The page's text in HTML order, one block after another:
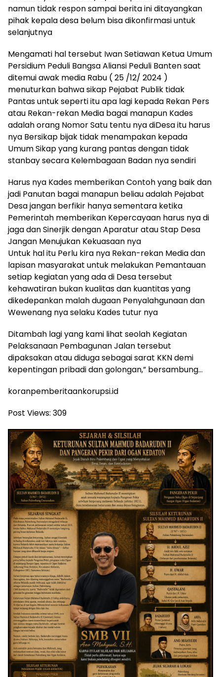
namun tidak respon sampai berita ini ditayangkan
pihak kepala desa belum bisa dikonfirmasi untuk
selanjutnya
Mengamati hal tersebut Iwan Setiawan Ketua Umum
Persidium Peduli Bangsa Aliansi Peduli Banten saat
ditemui awak media Rabu ( 25 /12/ 2024 )
menuturkan bahwa sikap Pejabat Publik tidak
Pantas untuk seperti itu apa lagi kepada Rekan Pers
atau Rekan-rekan Media bagai manapun Kades
adalah orang Nomor Satu tentu nya diDesa itu harus
nya Bersikap bijak tidak menampakan kepada
Umum Sikap yang kurang pantas dengan tidak
stanbay secara Kelembagaan Badan nya sendiri
Harus nya Kades memberikan Contoh yang baik dan
jadi Panutan bagai manapun beliau adalah Pejabat
Desa jangan berfikir hanya sementara ketika
Pemerintah memberikan Kepercayaan harus nya di
jaga dan Sinerjik dengan Aparatur atau Stap Desa
Jangan Menujukan Kekuasaan nya
Untuk hal itu Perlu kira nya Rekan-rekan Media dan
lapisan masyarakat untuk melakukan Pemantauan
setiap kegiatan yang ada di Desa tersebut
kehawatiran bukan kualitas dan kuantitas yang
dikedepankan malah dugaan Penyalahgunaan dan
Wewenang nya selaku Kades tutur nya
Ditambah lagi yang kami lihat seolah Kegiatan
Pelaksanaan Pembagunan Jalan tersebut
dipaksakan atau diduga sebagai sarat KKN demi
kepentingan pribadi dan golongan,” bersambung…
koranpemberitaankorupsi.id
Post Views: 309